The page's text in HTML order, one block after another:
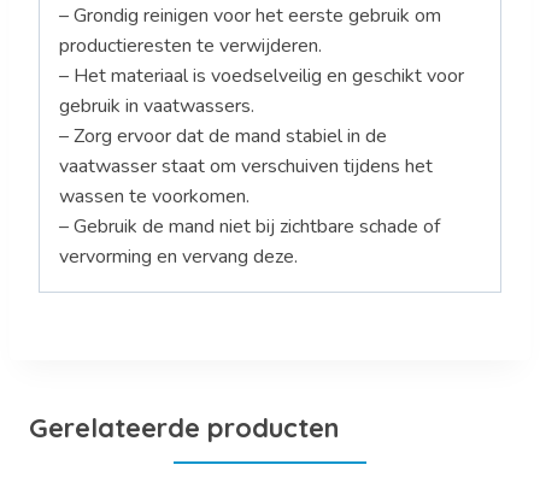
– Grondig reinigen voor het eerste gebruik om
productieresten te verwijderen.
– Het materiaal is voedselveilig en geschikt voor
gebruik in vaatwassers.
– Zorg ervoor dat de mand stabiel in de
vaatwasser staat om verschuiven tijdens het
wassen te voorkomen.
– Gebruik de mand niet bij zichtbare schade of
vervorming en vervang deze.
Gerelateerde producten